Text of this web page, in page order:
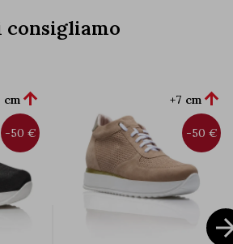
consigliamo
cm 
-50 €
+7 cm 
-50 €